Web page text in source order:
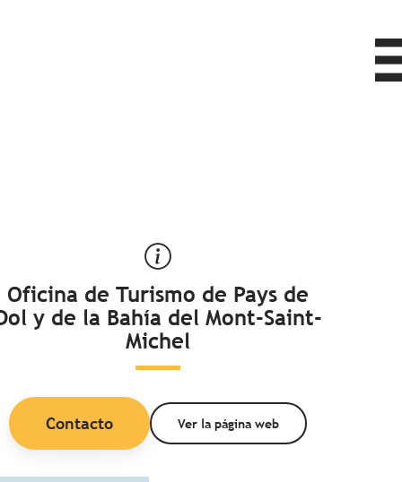
Oficina de Turismo de Pays de
y de la Bahía del Mont-Saint-
Michel
Contacto Ver la página web